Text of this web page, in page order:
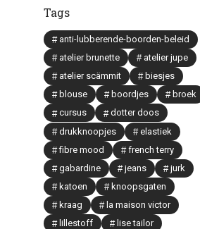
Tags
anti-lubberende-boorden-beleid
atelier brunette
atelier jupe
atelier scämmit
biesjes
blouse
boordjes
broek
cursus
dotter doos
drukknoopjes
elastiek
fibre mood
french terry
gabardine
jeans
jurk
katoen
knoopsgaten
kraag
la maison victor
lillestoff
lise tailor